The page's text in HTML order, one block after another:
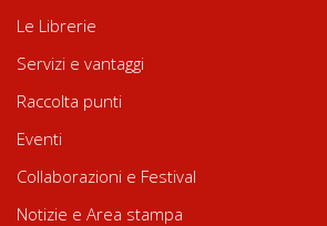
Le Librerie
Servizi e vantaggi
Raccolta punti
Eventi
Collaborazioni e Festival
Notizie e Area stampa